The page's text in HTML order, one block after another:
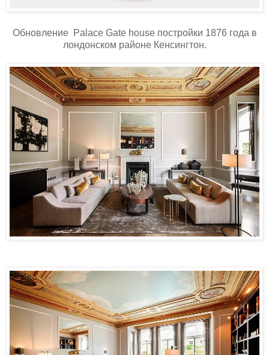
Обновление Palace Gate house постройки 1876 года в
лондонском районе Кенсингтон.